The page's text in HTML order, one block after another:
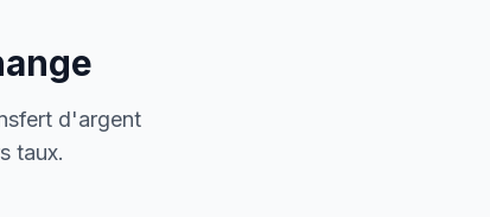
d'argent
taux.